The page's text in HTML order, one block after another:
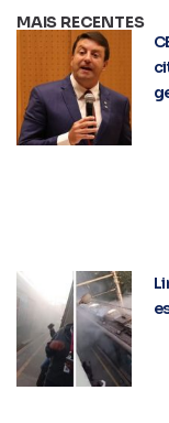
MAIS RECENTES